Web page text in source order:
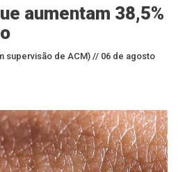
aumentam 38,5%
supervisão de ACM) // 06 de agosto